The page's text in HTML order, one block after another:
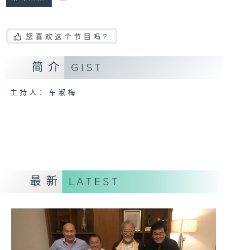
您喜欢这个节目吗?
简介 GIST
主持人：车淑梅
最新 LATEST